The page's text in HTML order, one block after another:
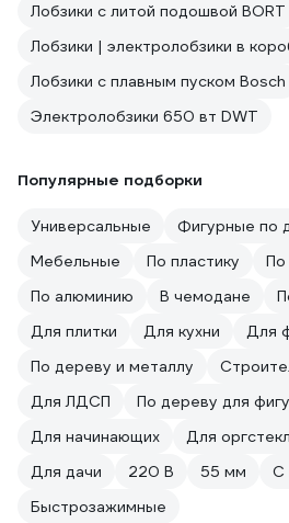
Лобзики с литой подошвой BORT
Лобзики | электролобзики в
Лобзики с плавным пуском Bosch
Электролобзики 650 вт DWT
Популярные подборки
Универсальные Фигурные по
Мебельные
По пластику По
По алюминию
В чемодане
Для плитки
Для кухни
Для
По дереву и металлу
Для ЛДСП
По дереву для
Для начинающих
Для
Для дачи
220 В 55 мм
С
Быстрозажимные